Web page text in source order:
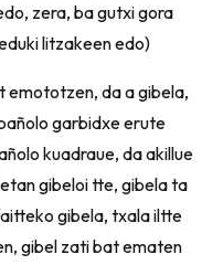
zera, ba gutxi gora
litzakeen edo)
emototzen, da a gibela,
garbidxe erute
kuadraue, da akillue
gibeloi tte, gibela ta
gibela, txala iltte
gibel zati bat ematen